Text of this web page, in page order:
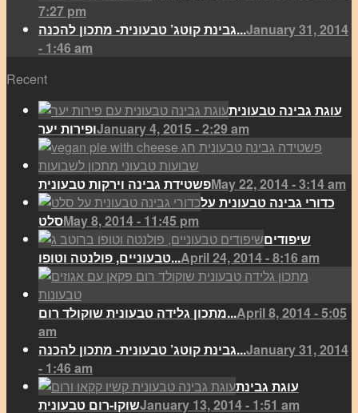
7:27 pm
גבינת קוטג’ טבעונית- מתכון להכנה...January 31, 2014
- 1:46 am
Recent
עוגת גבינה טבעונית
ופירות יערJanuary 4, 2015 - 2:29 am
פשטידת גבינה וירקות טבעוניתMay 22, 2014 - 3:14 am
כדורי גבינה טבעונית על
סלטMay 8, 2014 - 11:45 pm
שיפודים
טבעוניים, פולנטה וטופו...April 24, 2014 - 8:16 am
מתכון גלידה טבעונית שוקולד רום...April 8, 2014 - 5:05
am
גבינת קוטג’ טבעונית- מתכון להכנה...January 31, 2014
- 1:46 am
עוגת גבינת
שוקו-רום טבעוניתJanuary 13, 2014 - 1:51 am